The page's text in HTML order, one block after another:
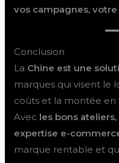
vos campagnes,
Conclusion
La Chine est une
marques qui visent le
coûts et la montée en
Avec les bons
expertise e-
marque rentable et